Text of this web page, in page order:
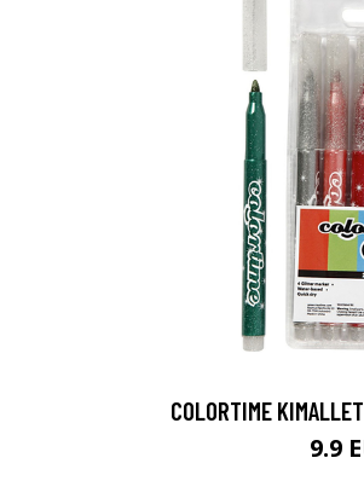
COLORTIME
9.9